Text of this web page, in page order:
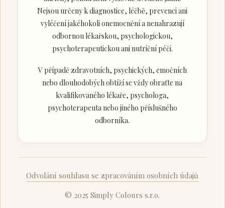
Nejsou určeny k diagnostice, léčbě, prevenci ani
vyléčení jakéhokoli onemocnění a nenahrazují
odbornou lékařskou, psychologickou,
psychoterapeutickou ani nutriční péči.
V případě zdravotních, psychických, emočních
nebo dlouhodobých obtíží se vždy obraťte na
kvalifikovaného lékaře, psychologa,
psychoterapeuta nebo jiného příslušného
odborníka.
Odvolání souhlasu se zpracováním osobních údajů
© 2025 Simply Colours s.r.o.